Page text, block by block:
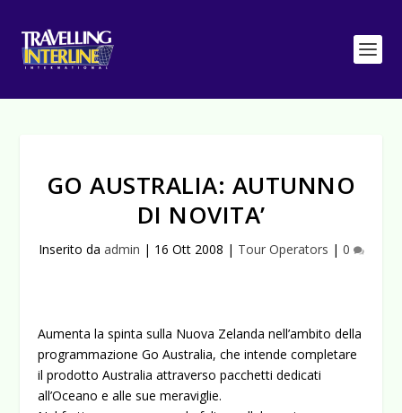
GO AUSTRALIA: AUTUNNO
DI NOVITA’
Inserito da admin | 16 Ott 2008 | Tour Operators | 0
Aumenta la spinta sulla Nuova Zelanda nell’ambito della
programmazione Go Australia, che intende completare
il prodotto Australia attraverso pacchetti dedicati
all’Oceano e alle sue meraviglie.